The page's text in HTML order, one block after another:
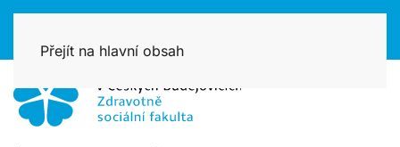
Přejít na hlavní obsah